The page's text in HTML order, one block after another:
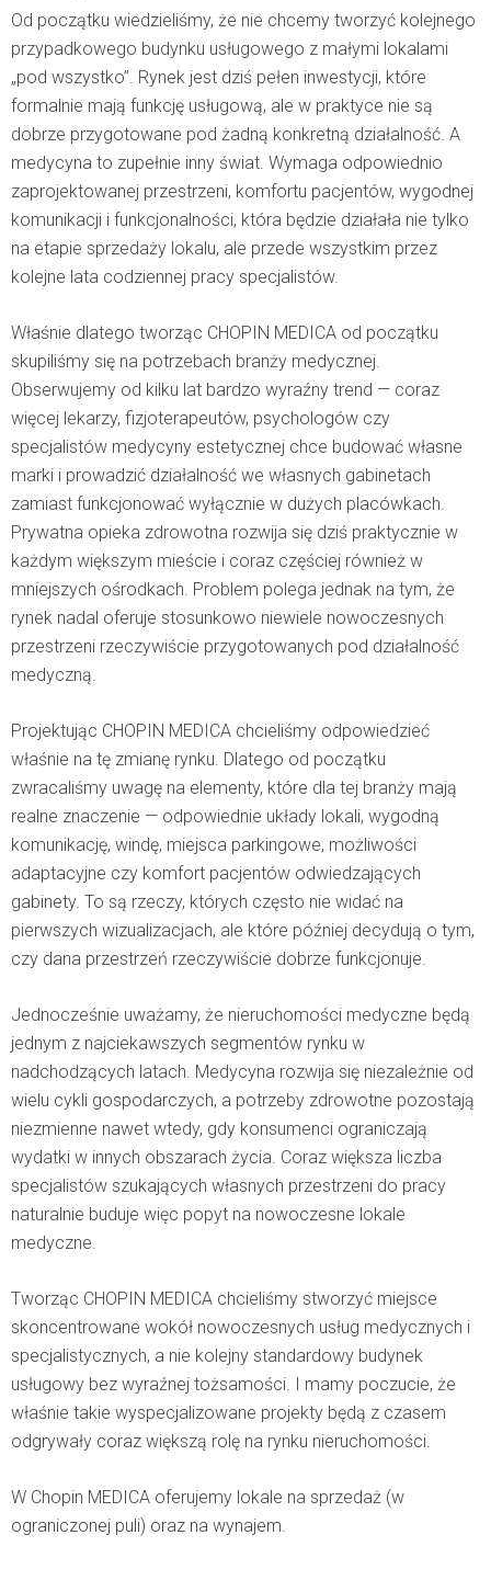
Od początku wiedzieliśmy, że nie chcemy tworzyć kolejnego
przypadkowego budynku usługowego z małymi lokalami
„pod wszystko”. Rynek jest dziś pełen inwestycji, które
formalnie mają funkcję usługową, ale w praktyce nie są
dobrze przygotowane pod żadną konkretną działalność. A
medycyna to zupełnie inny świat. Wymaga odpowiednio
zaprojektowanej przestrzeni, komfortu pacjentów, wygodnej
komunikacji i funkcjonalności, która będzie działała nie tylko
na etapie sprzedaży lokalu, ale przede wszystkim przez
kolejne lata codziennej pracy specjalistów.
Właśnie dlatego tworząc CHOPIN MEDICA od początku
skupiliśmy się na potrzebach branży medycznej.
Obserwujemy od kilku lat bardzo wyraźny trend — coraz
więcej lekarzy, fizjoterapeutów, psychologów czy
specjalistów medycyny estetycznej chce budować własne
marki i prowadzić działalność we własnych gabinetach
zamiast funkcjonować wyłącznie w dużych placówkach.
Prywatna opieka zdrowotna rozwija się dziś praktycznie w
każdym większym mieście i coraz częściej również w
mniejszych ośrodkach. Problem polega jednak na tym, że
rynek nadal oferuje stosunkowo niewiele nowoczesnych
przestrzeni rzeczywiście przygotowanych pod działalność
medyczną.
Projektując CHOPIN MEDICA chcieliśmy odpowiedzieć
właśnie na tę zmianę rynku. Dlatego od początku
zwracaliśmy uwagę na elementy, które dla tej branży mają
realne znaczenie — odpowiednie układy lokali, wygodną
komunikację, windę, miejsca parkingowe, możliwości
adaptacyjne czy komfort pacjentów odwiedzających
gabinety. To są rzeczy, których często nie widać na
pierwszych wizualizacjach, ale które później decydują o tym,
czy dana przestrzeń rzeczywiście dobrze funkcjonuje.
Jednocześnie uważamy, że nieruchomości medyczne będą
jednym z najciekawszych segmentów rynku w
nadchodzących latach. Medycyna rozwija się niezależnie od
wielu cykli gospodarczych, a potrzeby zdrowotne pozostają
niezmienne nawet wtedy, gdy konsumenci ograniczają
wydatki w innych obszarach życia. Coraz większa liczba
specjalistów szukających własnych przestrzeni do pracy
naturalnie buduje więc popyt na nowoczesne lokale
medyczne.
Tworząc CHOPIN MEDICA chcieliśmy stworzyć miejsce
skoncentrowane wokół nowoczesnych usług medycznych i
specjalistycznych, a nie kolejny standardowy budynek
usługowy bez wyraźnej tożsamości. I mamy poczucie, że
właśnie takie wyspecjalizowane projekty będą z czasem
odgrywały coraz większą rolę na rynku nieruchomości.
W Chopin MEDICA oferujemy lokale na sprzedaż (w
ograniczonej puli) oraz na wynajem.